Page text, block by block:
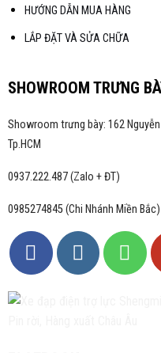
HƯỚNG DẪN MUA HÀNG
LẮP ĐẶT VÀ SỬA CHỮA
SHOWROOM TRƯNG
Showroom trưng bày: 162 Nguyễn
Tp.HCM
0937.222.487 (Zalo + ĐT)
0985274845 (Chi Nhánh Miền Bắc)